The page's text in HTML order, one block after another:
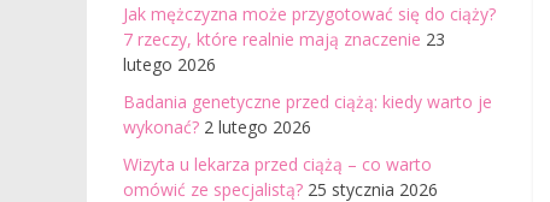
Jak mężczyzna może przygotować się do ciąży?
7 rzeczy, które realnie mają znaczenie 23
lutego 2026
Badania genetyczne przed ciążą: kiedy warto je
wykonać? 2 lutego 2026
Wizyta u lekarza przed ciążą – co warto
omówić ze specjalistą? 25 stycznia 2026